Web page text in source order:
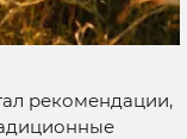
рекомендации,